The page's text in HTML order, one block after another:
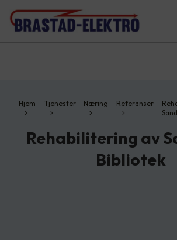
Hjem Tjenester Næring Referanser
Rehabilitering av
Bibliotek